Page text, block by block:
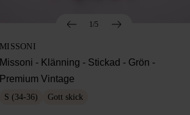
1/5
MISSONI
Missoni - Klänning - Stickad - Grön -
Premium Vintage
S (34-36) Gott skick